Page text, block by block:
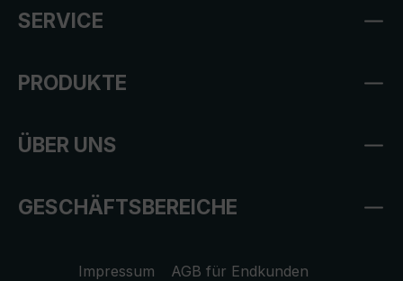
SERVICE
PRODUKTE
ÜBER UNS
GESCHÄFTSBEREICHE
Impressum
AGB für Endkunden